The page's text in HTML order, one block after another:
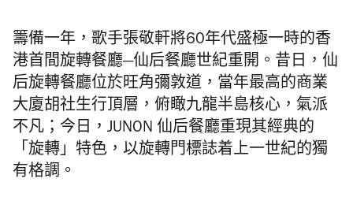
籌備一年，歌手張敬軒將60年代盛極一時的香
港首間旋轉餐廳—仙后餐廳世紀重開。 昔日，仙
后旋轉餐廳位於旺角彌敦道，當年最高的商業
大廈胡社生行頂層，俯瞰九龍半島核心，氣派
不凡；今日，JUNON 仙后餐廳重現其經典的
「旋轉」特色，以旋轉門標誌着上一世紀的獨
有格調。